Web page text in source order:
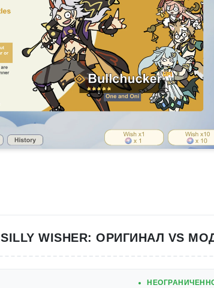
SILLY WISHER: ОРИГИНАЛ VS